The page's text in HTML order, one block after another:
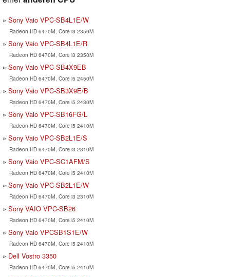
Sony Vaio VPC-SB4L1E/W
Radeon HD 6470M, Core i3 2350M
Sony Vaio VPC-SB4L1E/R
Radeon HD 6470M, Core i3 2350M
Sony Vaio VPC-SB4X9EB
Radeon HD 6470M, Core i5 2450M
Sony Vaio VPC-SB3X9E/B
Radeon HD 6470M, Core i5 2430M
Sony Vaio VPC-SB16FG/L
Radeon HD 6470M, Core i5 2410M
Sony Vaio VPC-SB2L1E/S
Radeon HD 6470M, Core i3 2310M
Sony Vaio VPC-SC1AFM/S
Radeon HD 6470M, Core i5 2410M
Sony Vaio VPC-SB2L1E/W
Radeon HD 6470M, Core i3 2310M
Sony VAIO VPC-SB26
Radeon HD 6470M, Core i5 2410M
Sony Vaio VPCSB1S1E/W
Radeon HD 6470M, Core i5 2410M
Dell Vostro 3350
Radeon HD 6470M, Core i5 2410M